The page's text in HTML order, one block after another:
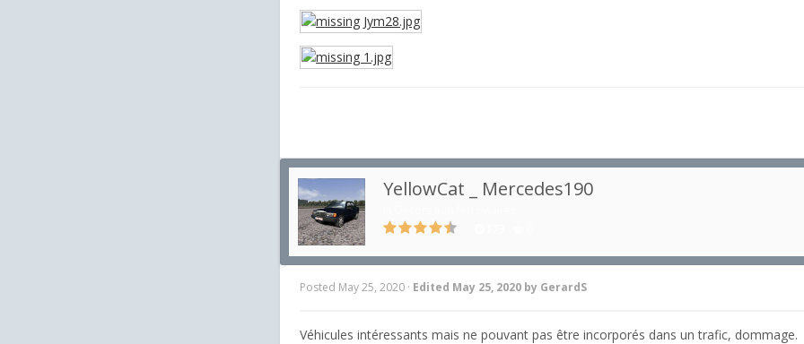
YellowCat _ Mercedes190
Posted May 25, 2020 · Edited May 25, 2020 by GerardS
Véhicules intéressants mais ne pouvant pas être incorporés dans un trafic, dommage.